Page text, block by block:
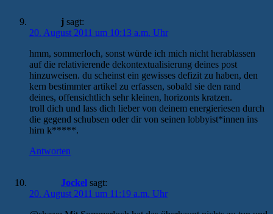
j sagt:
20. August 2011 um 10:13 a.m. Uhr
hmm, sommerloch, sonst würde ich mich nicht herablassen
auf die relativierende dekontextualisierung deines post
hinzuweisen. du scheinst ein gewisses defizit zu haben, den
kern bestimmter artikel zu erfassen, sobald sie den rand
deines, offensichtlich sehr kleinen, horizonts kratzen.
troll dich und lass dich lieber von deinem energieriesen durch
die gegend schubsen oder dir von seinen lobbyist*innen ins
hirn k*****.
Antworten
Jockel sagt:
20. August 2011 um 11:19 a.m. Uhr